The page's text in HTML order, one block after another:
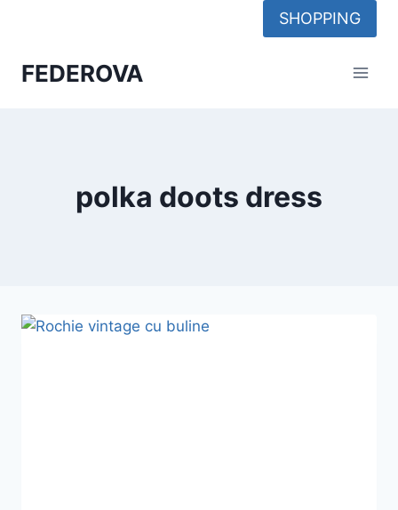
SHOPPING
FEDEROVA
polka doots dress